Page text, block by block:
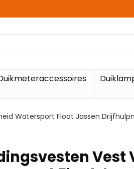
Watersport Float Jassen
Vest